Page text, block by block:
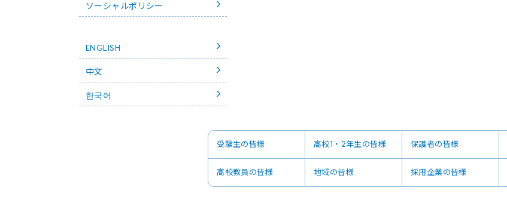
ソーシャルポリシー
ENGLISH
中文
한국어
受験生の皆様 高校1・2年生の皆様 保護者の皆様
高校教員の皆様 地域の皆様 採用企業の皆様